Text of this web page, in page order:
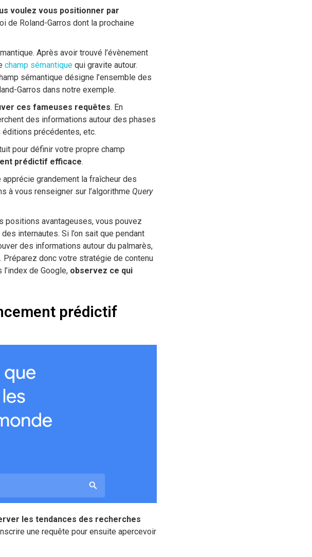
voulez vous positionner par
de Roland-Garros dont la prochaine
Après avoir trouvé l’évènement
champ sémantique qui gravite autour.
sémantique désigne l’ensemble des
Garros dans notre exemple.
ces fameuses requêtes. En
des informations autour des phases
précédentes, etc.
pour définir votre propre champ
prédictif efficace.
grandement la fraîcheur des
à vous renseigner sur l’algorithme Query
positions avantageuses, vous pouvez
internautes. Si l’on sait que pendant
des informations autour du palmarès,
Préparez donc votre stratégie de contenu
de Google, observez ce qui
prédictif
les tendances des recherches
une requête pour ensuite apercevoir